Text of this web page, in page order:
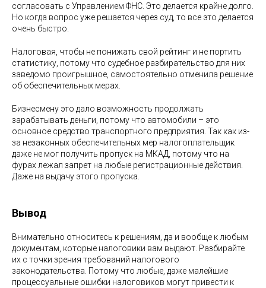
согласовать с Управлением ФНС. Это делается крайне долго.
Но когда вопрос уже решается через суд, то все это делается
очень быстро.
Налоговая, чтобы не понижать свой рейтинг и не портить
статистику, потому что судебное разбирательство для них
заведомо проигрышное, самостоятельно отменила решение
об обеспечительных мерах.
Бизнесмену это дало возможность продолжать
зарабатывать деньги, потому что автомобили – это
основное средство транспортного предприятия. Так как из-
за незаконных обеспечительных мер налогоплательщик
даже не мог получить пропуск на МКАД, потому что на
фурах лежал запрет на любые регистрационные действия.
Даже на выдачу этого пропуска.
Вывод
Внимательно относитесь к решениям, да и вообще к любым
документам, которые налоговики вам выдают. Разбирайте
их с точки зрения требований налогового
законодательства. Потому что любые, даже малейшие
процессуальные ошибки налоговиков могут привести к